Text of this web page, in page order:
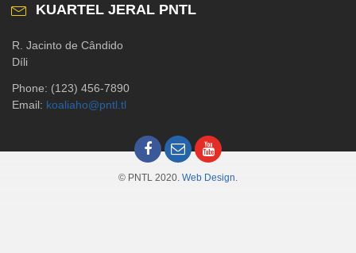
KUARTEL JERAL PNTL
R. Jacinto de Cândido
Díli
Phone: (123) 456-7890
Email: koaliaho@pntl.tl
© PNTL 2020. Web Design.